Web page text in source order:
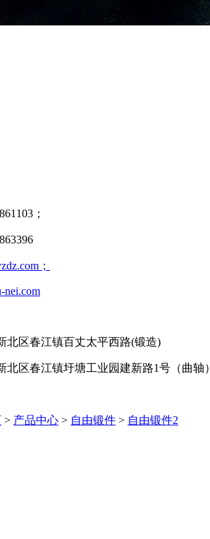
；
；
nei.com
北区春江镇百丈太平西路(锻造)
北区春江镇圩塘工业园建新路1号（曲轴
> 产品中心 > 自由锻件 > 自由锻件2